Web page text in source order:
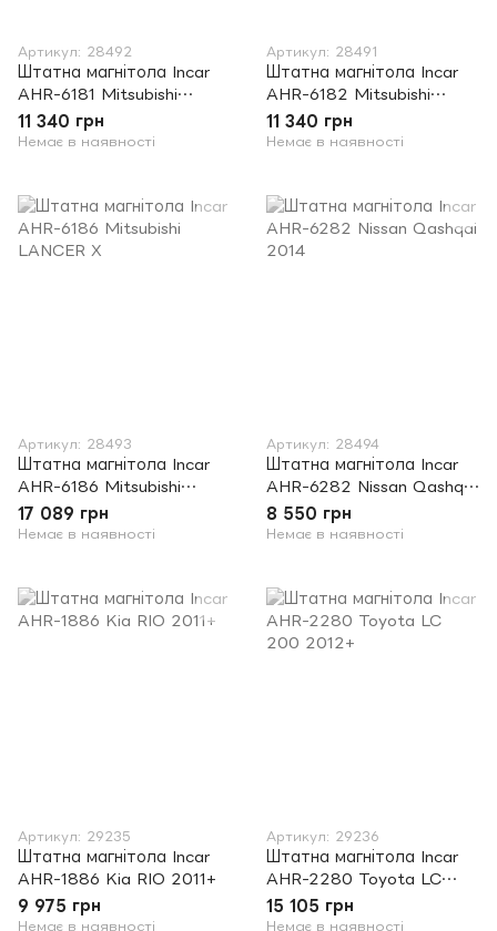
Артикул: 28492
Штатна магнітола Incar
AHR-6181 Mitsubishi
OUTLANDER XL
11 340 грн
Немає в наявності
Артикул: 28491
Штатна магнітола Incar
AHR-6182 Mitsubishi
PAJERO IV
11 340 грн
Немає в наявності
Артикул: 28493
Штатна магнітола Incar
AHR-6186 Mitsubishi
LANCER X
17 089 грн
Немає в наявності
Артикул: 28494
Штатна магнітола Incar
AHR-6282 Nissan Qashqai
2014
8 550 грн
Немає в наявності
Артикул: 29235
Штатна магнітола Incar
AHR-1886 Kia RIO 2011+
9 975 грн
Немає в наявності
Артикул: 29236
Штатна магнітола Incar
AHR-2280 Toyota LC
200 2012+
15 105 грн
Немає в наявності